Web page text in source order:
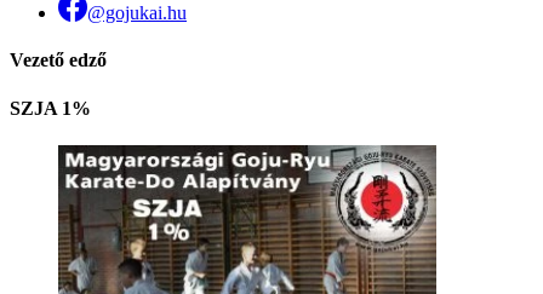
@gojukai.hu
Vezető edző
SZJA 1%